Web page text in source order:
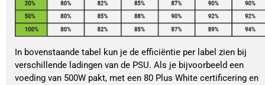
In bovenstaande tabel kun je de efficiëntie per label zien bij
verschillende ladingen van de PSU. Als je bijvoorbeeld een
voeding van 500W pakt, met een 80 Plus White certificering en